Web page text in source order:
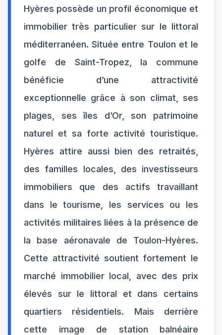
Hyères possède un profil économique et
immobilier très particulier sur le littoral
méditerranéen. Située entre Toulon et le
golfe de Saint-Tropez, la commune
bénéficie d’une attractivité
exceptionnelle grâce à son climat, ses
plages, ses îles d’Or, son patrimoine
naturel et sa forte activité touristique.
Hyères attire aussi bien des retraités,
des familles locales, des investisseurs
immobiliers que des actifs travaillant
dans le tourisme, les services ou les
activités militaires liées à la présence de
la base aéronavale de Toulon-Hyères.
Cette attractivité soutient fortement le
marché immobilier local, avec des prix
élevés sur le littoral et dans certains
quartiers résidentiels. Mais derrière
cette image de station balnéaire